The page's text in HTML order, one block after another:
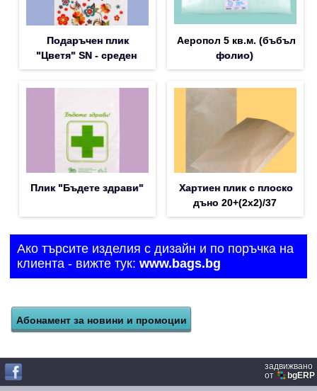
Подаръчен плик
"Цветя" SN - среден
Аеропол 5 кв.м. (бъбъл
фолио)
Плик "Бъдете здрави"
Хартиен плик с плоско
дъно 20+(2х2)/37
Ако търсите изделия с дизайн и по поръчка на
клиента - вижте тук: www.bags.bg
задвижвано
от
bgERP